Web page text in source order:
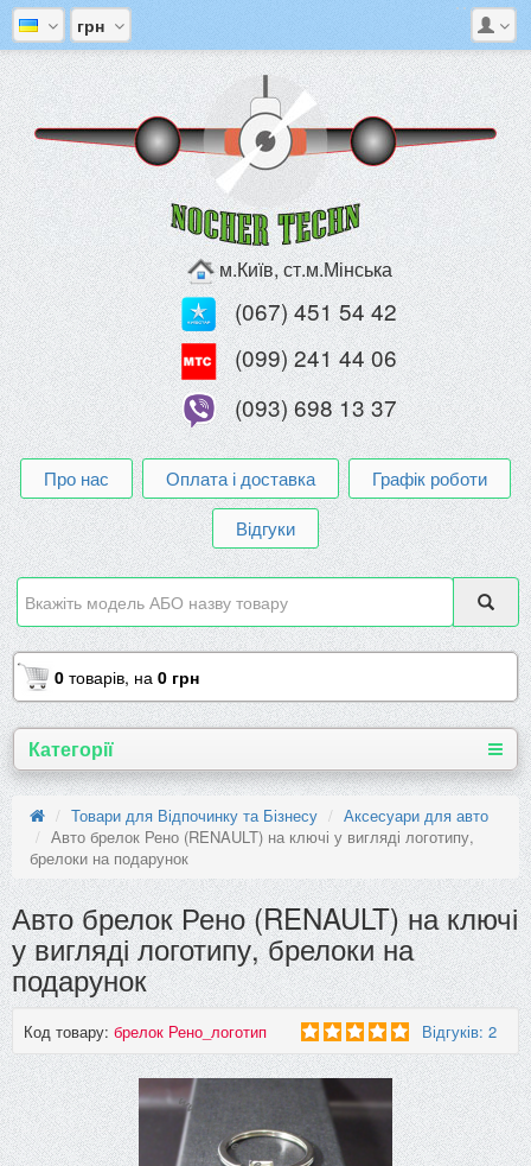
грн
м.Київ, ст.м.Мінська
(067) 451 54 42
(099) 241 44 06
(093) 698 13 37
Про нас Оплата і доставка
Графік роботи
Відгуки
0 товарів, на 0 грн
Категорії
Товари для Відпочинку та Бізнесу
Аксесуари для авто
Авто брелок Рено (RENAULT) на ключі у вигляді логотипу,
брелоки на подарунок
Авто брелок Рено (RENAULT) на ключі
у вигляді логотипу, брелоки на
подарунок
Код товару: брелок Рено_логотип Відгуків: 2